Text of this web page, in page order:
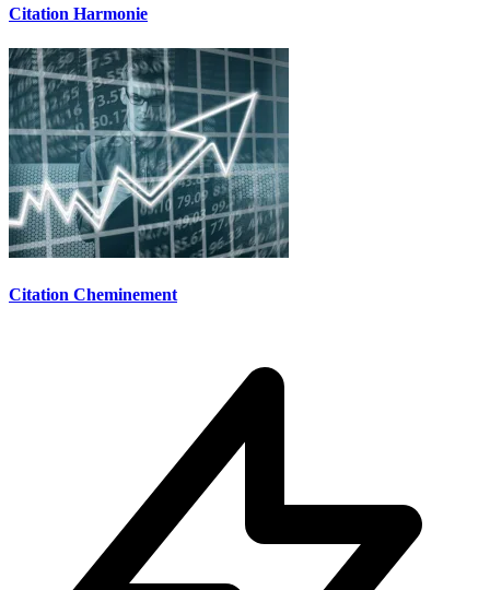
Citation Harmonie
Citation Cheminement